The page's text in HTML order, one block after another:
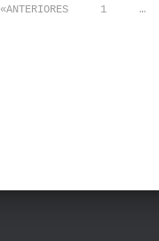
ANTERIORES 1 …